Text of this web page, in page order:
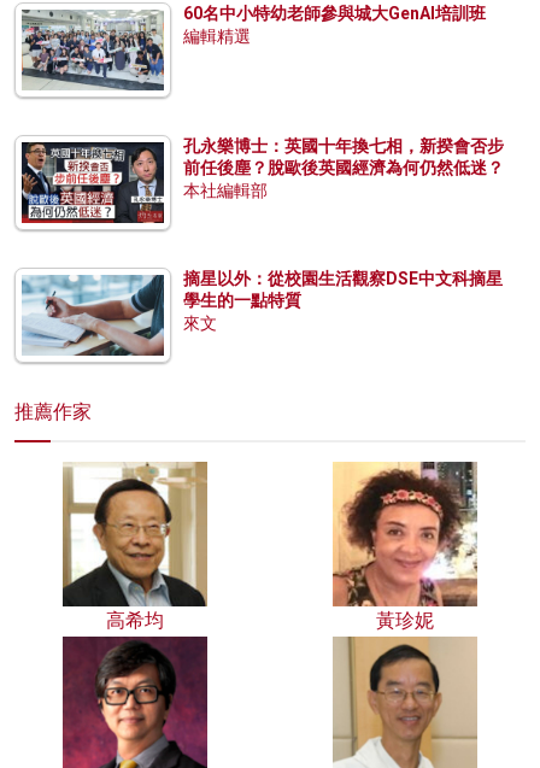
60名中小特幼老師參與城大GenAI培訓班
編輯精選
孔永樂博士：英國十年換七相，新揆會否步
前任後塵？脫歐後英國經濟為何仍然低迷？
本社編輯部
摘星以外：從校園生活觀察DSE中文科摘星
學生的一點特質
來文
推薦作家
高希均 黃珍妮